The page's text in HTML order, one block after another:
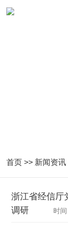
首页 >> 新闻资讯
浙江省经信厅
调研
时